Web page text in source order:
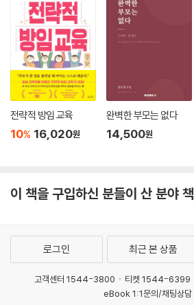
전략적 방임 교육
10% 16,020원
완벽한 부모는 없다
14,500원
이 책을 구입하신 분들이 산 분야 책
로그인 최근 본 상품
고객센터 1544-3800 티켓 1544-6399
eBook 1:1문의/채팅상담